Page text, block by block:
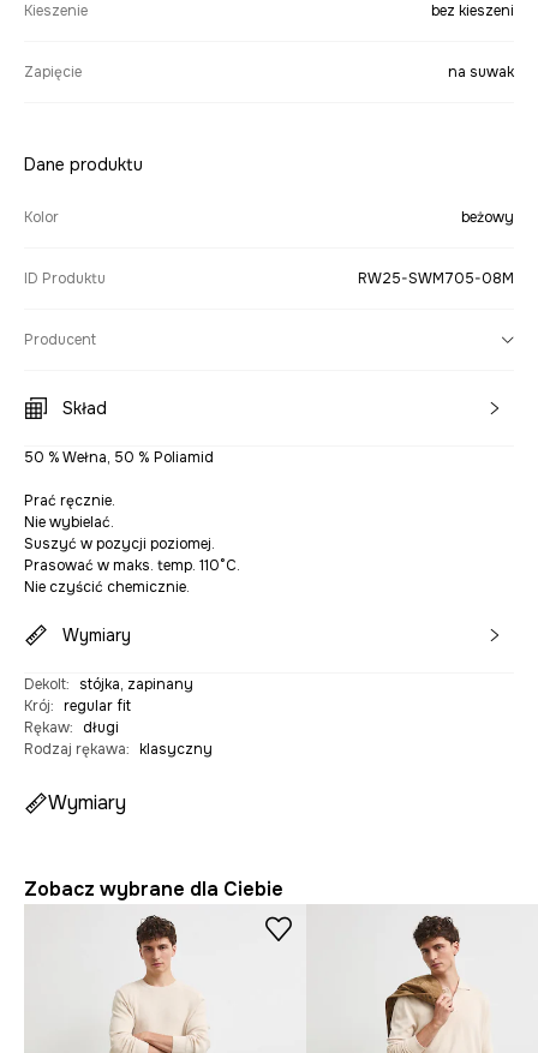
Kieszenie bez kieszeni
Zapięcie na suwak
Dane produktu
Kolor beżowy
ID Produktu RW25-SWM705-08M
Producent
Skład
50 % Wełna, 50 % Poliamid
Prać ręcznie.
Nie wybielać.
Suszyć w pozycji poziomej.
Prasować w maks. temp. 110°C.
Nie czyścić chemicznie.
Wymiary
Dekolt:
stójka, zapinany
Krój: regular fit
Rękaw:
długi
Rodzaj rękawa: klasyczny
Wymiary
Zobacz wybrane dla Ciebie